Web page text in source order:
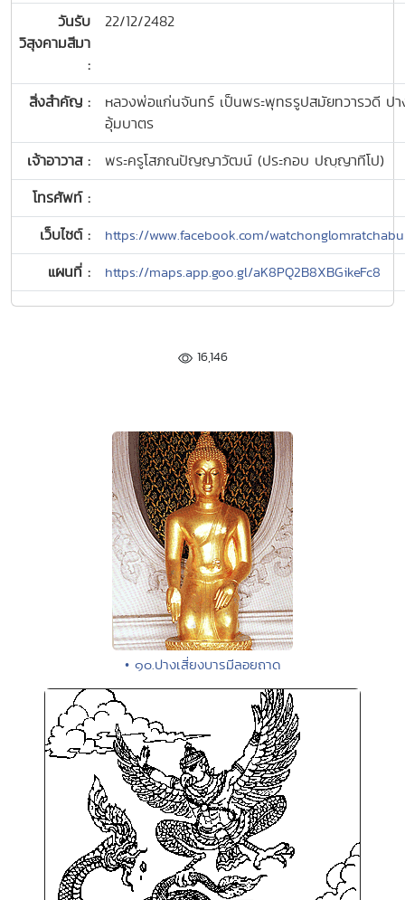
วันรับ
วิสุงคามสีมา
:
22/12/2482
สิ่งสำคัญ :
หลวงพ่อแก่นจันทร์ เป็นพระพุทธรูปสมัยทวารวดี ปา
อุ้มบาตร
เจ้าอาวาส :
พระครูโสภณปัญญาวัฒน์ (ประกอบ ปญฺญาทีโป)
โทรศัพท์ :
เว็บไซต์ :
https://www.facebook.com/
แผนที่ : https://maps.app.goo.gl/aK8PQ2B8XBGikeFc8
16,146
• ๑๐.ปางเสี่ยงบารมีลอยถาด